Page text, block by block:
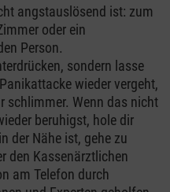
angstauslösend ist: zum
oder ein
Person.
sondern lasse
wieder vergeht,
schlimmer. Wenn das nicht
beruhigst, hole dir
der Nähe ist, gehe zu
den Kassenärztlichen
am Telefon durch